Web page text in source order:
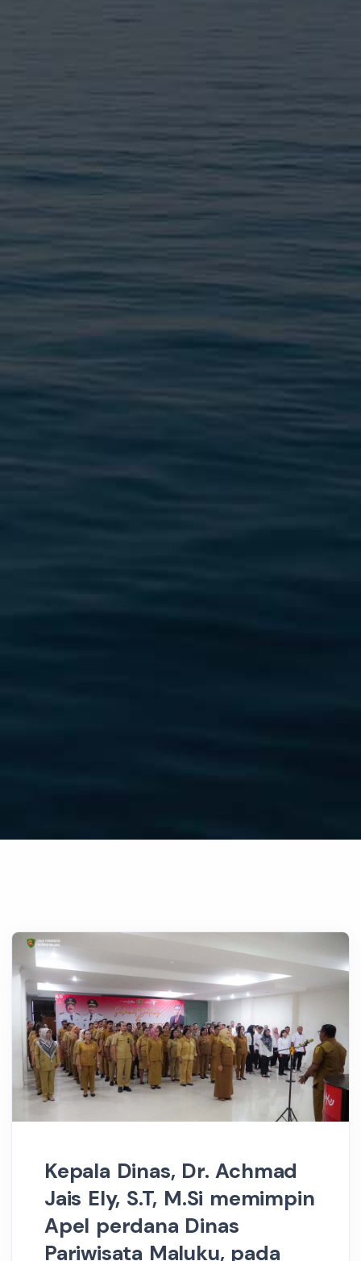
Kepala Dinas, Dr. Achmad
Jais Ely, S.T, M.Si memimpin
Apel perdana Dinas
Pariwisata Maluku, pada